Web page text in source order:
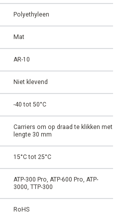
Polyethyleen
Mat
AR-10
Niet klevend
-40 tot 50°C
Carriers om op draad te klikken met
lengte 30 mm
15°C tot 25°C
ATP-300 Pro, ATP-600 Pro, ATP-
3000, TTP-300
RoHS